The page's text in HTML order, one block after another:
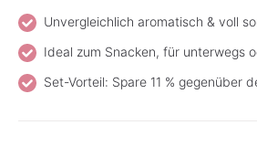
Unvergleichlich aromatisch & voll
Ideal zum Snacken, für unterwegs
Set-Vorteil: Spare 11 % gegenüber